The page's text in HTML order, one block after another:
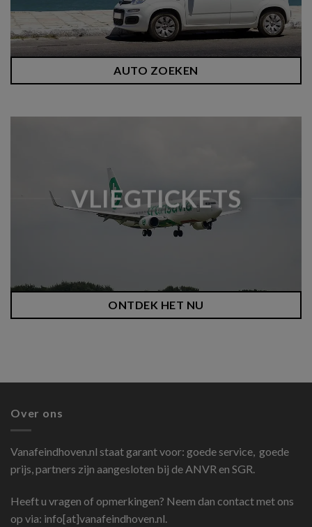
AUTO ZOEKEN
VLIEGTICKETS
ONTDEK HET NU
Over ons
Vanafeindhoven.nl staat garant voor: goede service, goede
prijs, partners zijn aangesloten bij de ANVR en SGR.
Heeft u vragen of opmerkingen? Neem dan contact met ons
op via: info[at]vanafeindhoven.nl.